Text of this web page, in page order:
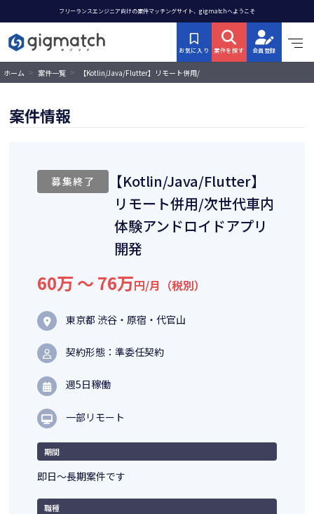
フリーランスエンジニア向けの案件マッチングサイト、gigmatchへようこそ
お気に入り 案件を探す 会員登録
ホーム > 案件一覧 >
【Kotlin/Java/Flutter】リモート併用/
案件情報
募集終了
【Kotlin/Java/Flutter】
リモート併用/次世代車内
体験アンドロイドアプリ
開発
60万 〜 76万円/月（税別）
東京都 渋谷・原宿・代官山
契約形態：準委任契約
週5日稼働
一部リモート
期間
即日～長期案件です
職種